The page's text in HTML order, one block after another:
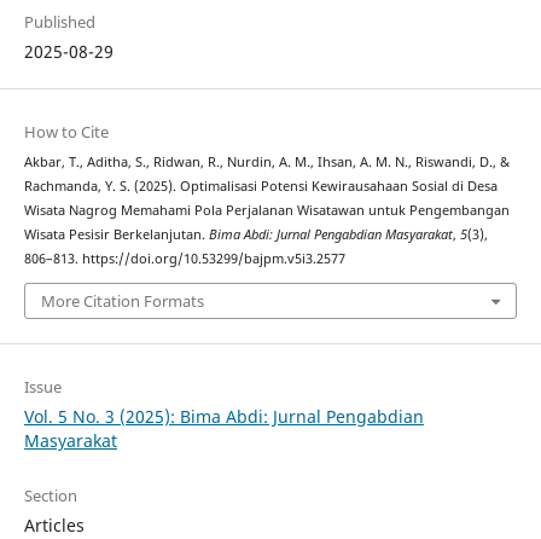
Published
2025-08-29
How to Cite
Akbar, T., Aditha, S., Ridwan, R., Nurdin, A. M., Ihsan, A. M. N., Riswandi, D., &
Rachmanda, Y. S. (2025). Optimalisasi Potensi Kewirausahaan Sosial di Desa
Wisata Nagrog Memahami Pola Perjalanan Wisatawan untuk Pengembangan
Wisata Pesisir Berkelanjutan. Bima Abdi: Jurnal Pengabdian Masyarakat, 5(3),
806–813. https://doi.org/10.53299/bajpm.v5i3.2577
More Citation Formats
Issue
Vol. 5 No. 3 (2025): Bima Abdi: Jurnal Pengabdian
Masyarakat
Section
Articles